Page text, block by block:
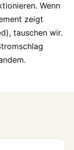
Wenn
zeigt
tauschen wir.